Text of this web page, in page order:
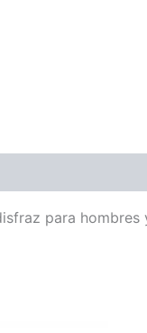
para hombres